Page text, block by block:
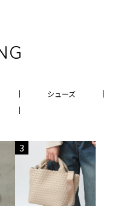
シューズ
3